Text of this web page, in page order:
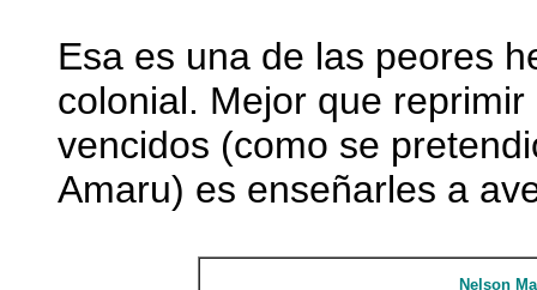
Esa es una de las peores
colonial. Mejor que
vencidos (como se
Amaru) es enseñarles a